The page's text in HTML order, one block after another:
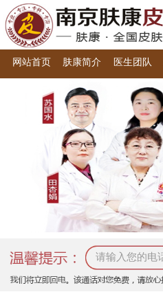
网站首页 肤康简介 医生团队